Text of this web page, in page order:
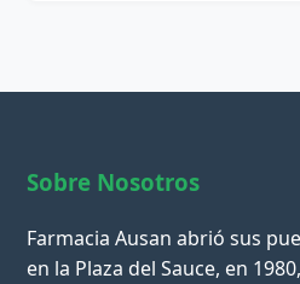
Sobre Nosotros
Farmacia Ausan abrió sus
en la Plaza del Sauce, en